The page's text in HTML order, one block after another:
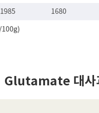
Glutamate 대사